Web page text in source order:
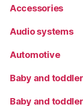
Accessories
Audio systems
Automotive
Baby and toddler
Baby and